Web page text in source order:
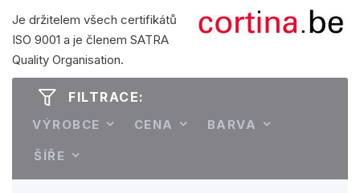
Je držitelem všech certifikátů
ISO 9001 a je členem SATRA
Quality Organisation.
FILTRACE:
VÝROBCE CENA BARVA
ŠÍŘE